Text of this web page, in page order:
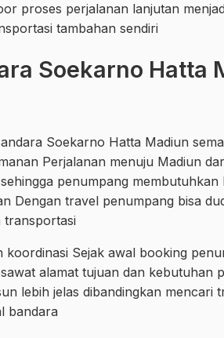
proses perjalanan lanjutan
tambahan sendiri
Soekarno Hatta
Soekarno Hatta Madiun
Perjalanan menuju Madiun
penumpang membutuhkan
Dengan travel penumpang bisa
transportasi
Sejak awal booking
alamat tujuan dan kebutuhan
lebih jelas dibandingkan mencari
bandara